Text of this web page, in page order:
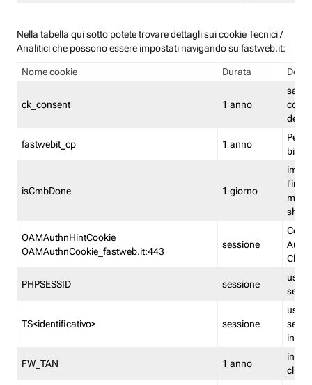
Nella tabella qui sotto potete trovare dettagli sui cookie Tecnici /
Analitici che possono essere impostati navigando su fastweb.it:
Nome cookie Durata
ck_consent 1 anno
salva
dei
fastwebit_cp 1 anno
isCmbDone 1 giorno
shp
OAMAuthnHintCookie
OAMAuthnCookie_fastweb.it:443
sessione
PHPSESSID sessione
TS<identificativo> sessione
FW_TAN 1 anno